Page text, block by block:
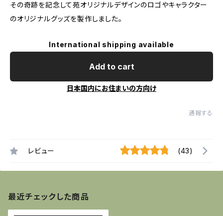
その奇跡を記念して苑オリジナルデザインのロゴやキャラクター
のオリジナルグッズを製作しました。
International shipping available
Add to cart
日本国内にお住まいの方向け
通報する
レビュー (43)
最近チェックした商品